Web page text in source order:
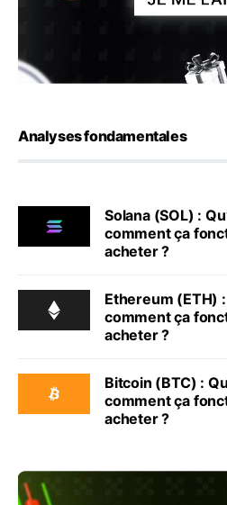
Analyses fondamentales
Solana (SOL) :
comment ça
acheter ?
Ethereum (ETH)
comment ça
acheter ?
Bitcoin (BTC) :
comment ça
acheter ?